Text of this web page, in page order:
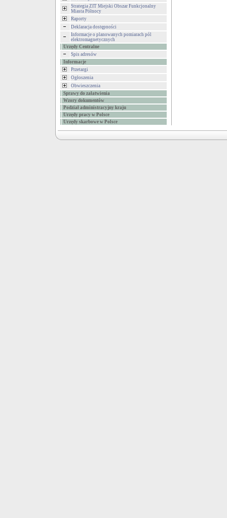
Strategia ZIT Miejski Obszar Funkcjonalny
Miasta Północy
Raporty
Deklaracja dostępności
Informacje o planowanych pomiarach pól
elektromagnetycznych
Urzędy Centralne
Spis adresów
Informacje
Przetargi
Ogłoszenia
Obwieszczenia
Sprawy do załatwienia
Wzory dokumentów
Podział administracyjny kraju
Urzędy pracy w Polsce
Urzędy skarbowe w Polsce